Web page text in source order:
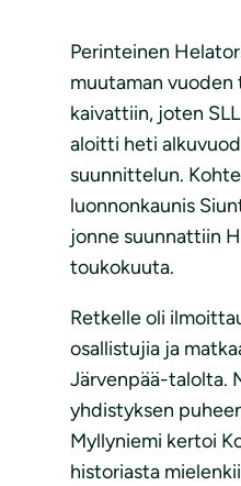
Perinteinen
muutaman vuoden
kaivattiin, joten
aloitti heti
suunnittelun.
luonnonkaunis
jonne suunnattiin
toukokuuta.
Retkelle oli
osallistujia ja
Järvenpää-talolta.
yhdistyksen
Myllyniemi kertoi
historiasta